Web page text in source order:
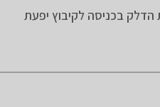
בכניסה לקיבוץ יפעת